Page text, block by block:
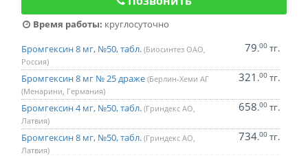
Время работы: круглосуточно
Бромгексин 8 мг, №50, табл. (Биосинтез ОАО,
Россия)
79.00 тг.
Бромгексин 8 мг № 25 драже (Берлин-Хеми АГ
(Менарини, Германия)
321 .00 тг.
Бромгексин 4 мг, №50, табл. (Гриндекс АО,
Латвия)
658.00 тг.
Бромгексин 8 мг, №50, табл. (Гриндекс АО,
Латвия)
734.00 тг.